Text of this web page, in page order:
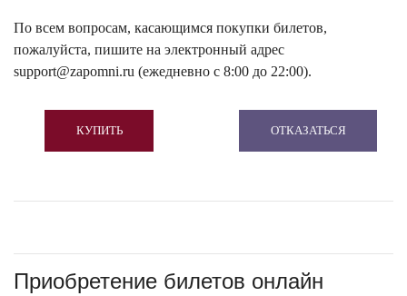
По всем вопросам, касающимся покупки билетов,
пожалуйста, пишите на электронный адрес
support@zapomni.ru (ежедневно с 8:00 до 22:00).
КУПИТЬ ОТКАЗАТЬСЯ
Приобретение билетов онлайн